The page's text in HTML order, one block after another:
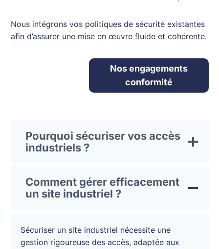
Nous intégrons vos politiques de sécurité existantes
afin d’assurer une mise en œuvre fluide et cohérente.
Nos engagements
conformité
Pourquoi sécuriser vos accès
industriels ?
Comment gérer efficacement
un site industriel ?
Sécuriser un site industriel nécessite une
gestion rigoureuse des accès, adaptée aux